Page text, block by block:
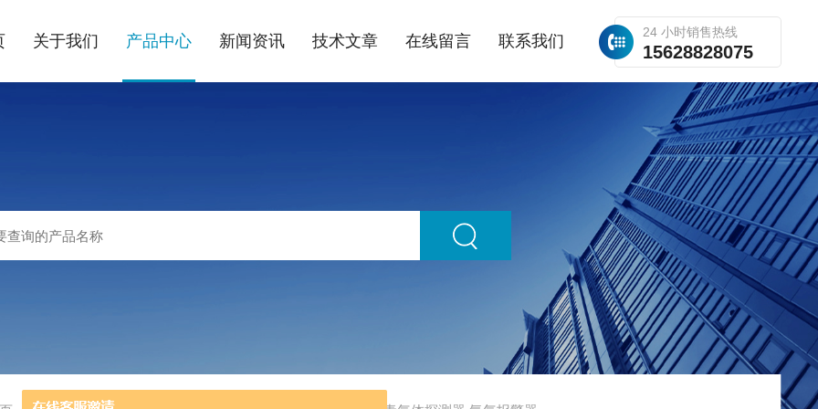
24 小时销售热线
15628828075
关于我们 产品中心 新闻资讯 技术文章 在线留言 联系我们